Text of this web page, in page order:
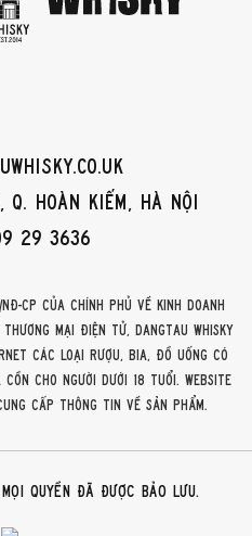
Q. Hoàn Kiếm, Hà Nội
29 3636
CP của Chính phủ về kinh doanh
mại điện tử, DangTau Whisky
các loại rượu, bia, đồ uống có
cho người dưới 18 tuổi. Website
cấp thông tin về sản phẩm.
quyền đã được bảo lưu.